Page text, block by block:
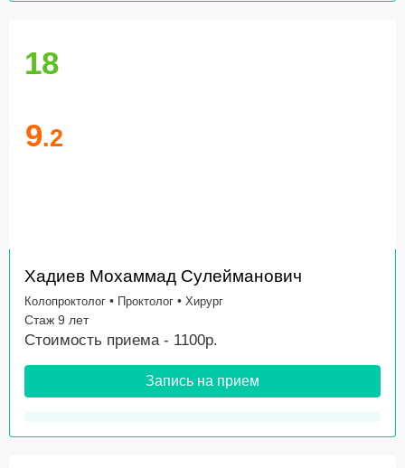
18
9.2
Хадиев Мохаммад Сулейманович
Колопроктолог • Проктолог • Хирург
Стаж 9 лет
Стоимость приема - 1100р.
Запись на прием